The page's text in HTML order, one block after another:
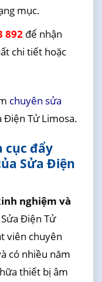
mục.
892để nhận
chi tiết hoặc
chuyên sửa
Điện Tử Limosa.
cục đẩy
Sửa Điện
nghiệm và
Điện Tử
viên chuyên
có nhiều năm
thiết bị âm